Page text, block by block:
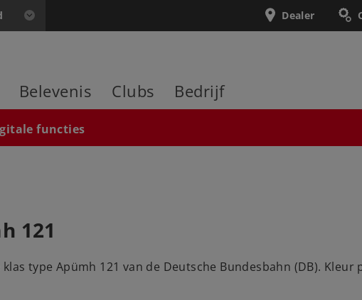
Dealer
Belevenis Clubs Bedrijf
functies
121
type Apümh 121 van de Deutsche Bundesbahn (DB).